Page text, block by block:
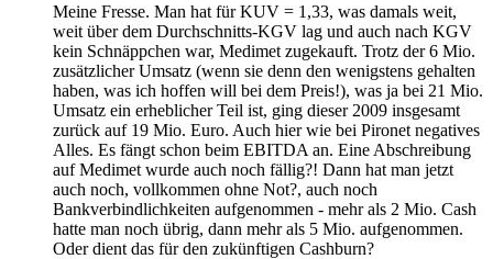
Meine Fresse. Man hat für KUV = 1,33, was damals weit,
weit über dem Durchschnitts-KGV lag und auch nach KGV
kein Schnäppchen war, Medimet zugekauft. Trotz der 6 Mio.
zusätzlicher Umsatz (wenn sie denn den wenigstens gehalten
haben, was ich hoffen will bei dem Preis!), was ja bei 21 Mio.
Umsatz ein erheblicher Teil ist, ging dieser 2009 insgesamt
zurück auf 19 Mio. Euro. Auch hier wie bei Pironet negatives
Alles. Es fängt schon beim EBITDA an. Eine Abschreibung
auf Medimet wurde auch noch fällig?! Dann hat man jetzt
auch noch, vollkommen ohne Not?, auch noch
Bankverbindlichkeiten aufgenommen - mehr als 2 Mio. Cash
hatte man noch übrig, dann mehr als 5 Mio. aufgenommen.
Oder dient das für den zukünftigen Cashburn?